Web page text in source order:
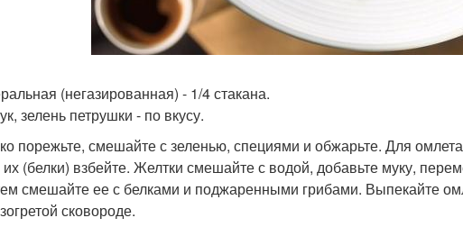
(негазированная) - 1/4 стакана.
зелень петрушки - по вкусу.
порежьте, смешайте с зеленью, специями и обжарьте. Для омлета
(белки) взбейте. Желтки смешайте с водой, добавьте муку,
смешайте ее с белками и поджаренными грибами. Выпекайте
сковороде.